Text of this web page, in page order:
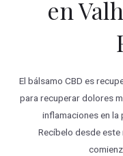
en
El bálsamo CBD es
para recuperar dolores
inflamaciones en la
Recíbelo desde